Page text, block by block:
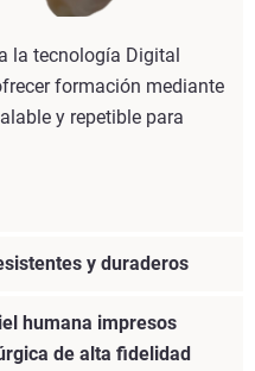
la tecnología Digital
formación mediante
y repetible para
y duraderos
humana impresos
de alta fidelidad